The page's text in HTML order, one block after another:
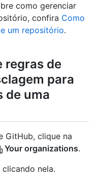
como gerenciar
confira Como
um repositório.
regras de
para
de uma
GitHub, clique na
Your organizations.
nela.